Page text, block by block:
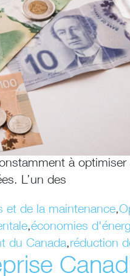
à
L’un des
et de la maintenance,
,économies
du Canada,réduction